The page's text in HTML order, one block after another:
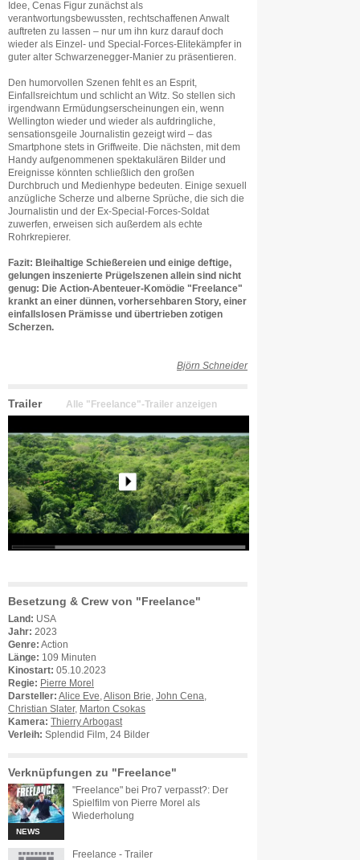
Idee, Cenas Figur zunächst als
verantwortungsbewussten, rechtschaffenen Anwalt
auftreten zu lassen – nur um ihn kurz darauf doch
wieder als Einzel- und Special-Forces-Elitekämpfer in
guter alter Schwarzenegger-Manier zu präsentieren.
Den humorvollen Szenen fehlt es an Esprit,
Einfallsreichtum und schlicht an Witz. So stellen sich
irgendwann Ermüdungserscheinungen ein, wenn
Wellington wieder und wieder als aufdringliche,
sensationsgeile Journalistin gezeigt wird – das
Smartphone stets in Griffweite. Die nächsten, mit dem
Handy aufgenommenen spektakulären Bilder und
Ereignisse könnten schließlich den großen
Durchbruch und Medienhype bedeuten. Einige sexuell
anzügliche Scherze und alberne Sprüche, die sich die
Journalistin und der Ex-Special-Forces-Soldat
zuwerfen, erweisen sich außerdem als echte
Rohrkrepierer.
Fazit: Bleihaltige Schießereien und einige deftige,
gelungen inszenierte Prügelszenen allein sind nicht
genug: Die Action-Abenteuer-Komödie "Freelance"
krankt an einer dünnen, vorhersehbaren Story, einer
einfallslosen Prämisse und übertrieben zotigen
Scherzen.
Björn Schneider
Trailer Alle "Freelance"-Trailer anzeigen
Besetzung & Crew von "Freelance"
Land: USA
Jahr: 2023
Genre: Action
Länge: 109 Minuten
Kinostart: 05.10.2023
Regie: Pierre Morel
Darsteller: Alice Eve Alison Brie John Cena
Christian Slater, Marton Csokas
Kamera: Thierry Arbogast
Verleih: Splendid Film, 24 Bilder
Verknüpfungen zu "Freelance"
NEWS
"Freelance" bei Pro7 verpasst?: Der
Spielfilm von Pierre Morel als
Wiederholung
Freelance - Trailer